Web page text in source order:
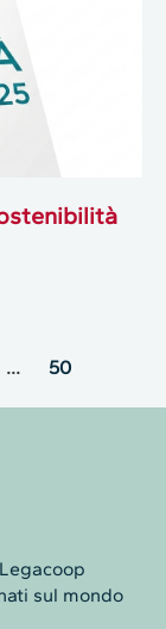
… 50
sul mondo